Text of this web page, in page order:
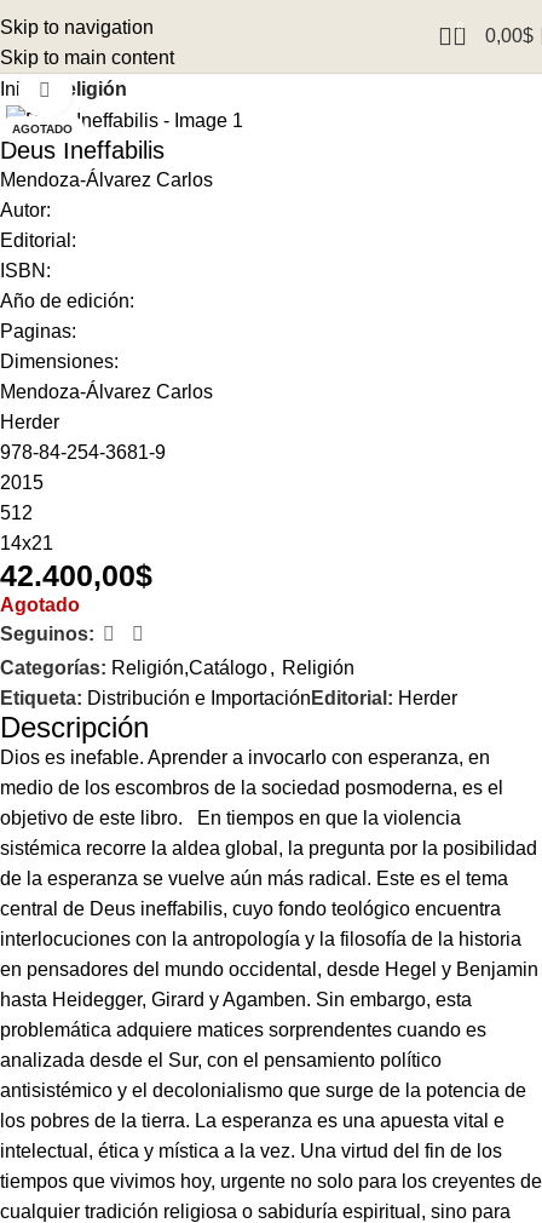
Skip to navigation
Skip to main content
0 0,00$
Inicio Religión
AGOTADO
Click to enlarge
Deus Ineffabilis
Mendoza-Álvarez Carlos
Autor:
Editorial:
ISBN:
Año de edición:
Paginas:
Dimensiones:
Mendoza-Álvarez Carlos
Herder
978-84-254-3681-9
2015
512
14x21
42.400,00$
Agotado
Seguinos:
Categorías: Religión,Catálogo, Religión
Etiqueta: Distribución e Importación Editorial: Herder
Descripción
Dios es inefable. Aprender a invocarlo con esperanza, en
medio de los escombros de la sociedad posmoderna, es el
objetivo de este libro. En tiempos en que la violencia
sistémica recorre la aldea global, la pregunta por la posibilidad
de la esperanza se vuelve aún más radical. Este es el tema
central de Deus ineffabilis, cuyo fondo teológico encuentra
interlocuciones con la antropología y la filosofía de la historia
en pensadores del mundo occidental, desde Hegel y Benjamin
hasta Heidegger, Girard y Agamben. Sin embargo, esta
problemática adquiere matices sorprendentes cuando es
analizada desde el Sur, con el pensamiento político
antisistémico y el decolonialismo que surge de la potencia de
los pobres de la tierra. La esperanza es una apuesta vital e
intelectual, ética y mística a la vez. Una virtud del fin de los
tiempos que vivimos hoy, urgente no solo para los creyentes de
cualquier tradición religiosa o sabiduría espiritual, sino para